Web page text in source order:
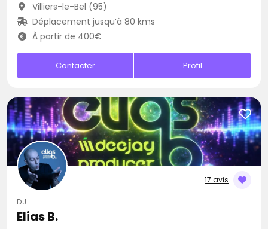
Villiers-le-Bel (95)
Déplacement jusqu’à 80 kms
À partir de 400€
Contacter Profil
17 avis
DJ
Elias B.